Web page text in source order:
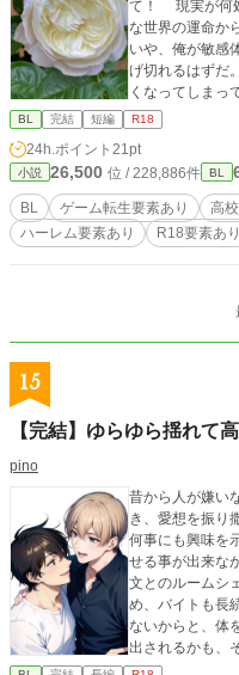
て！ 現実が何処にあるのかあやふやなまま、冬馬はこの歪
な世界の運命か
いや、俺が敏感
げ切れるはずだ。 親友を始め、すっかり攻略者たちと仲良
くなってしまっ
か？ ★題名通り、どう考えても冬馬が全方向からちょっかい
かけられる展開
いと思います！
BL 完結 短編 R18
24h.ポイント 21pt
小説 26,500 位 / 228,886件 BL
BL ゲーム転生要素あり 高
ハーレム要素あり
R18要素あり
15
【完結】ゆらゆら揺れて
pino
昔から人が嫌い
き、愛想を振り
何事にも興味を
せる事が出来な
文とのルームシ
め、バイトも長
ないからと、体
出されるかも、
だしお金が欲し